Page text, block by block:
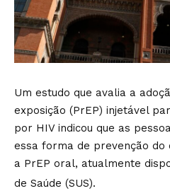
Um estudo que avalia a
exposição (PrEP) injetável
por HIV indicou que as
essa forma de prevenção do
a PrEP oral, atualmente
de Saúde (SUS).